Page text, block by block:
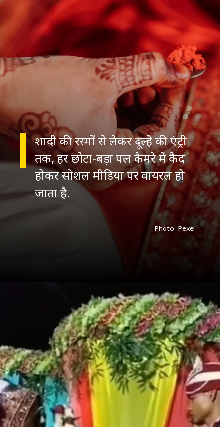
शादी की रस्मों से लेकर दूल्हे की एंट्री
तक, हर छोटा-बड़ा पल कैमरे में कैद
होकर सोशल मीडिया पर वायरल हो
जाता है.
Photo: Pexel